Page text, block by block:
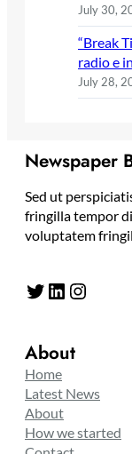
July 30,
“Break
radio e
July 28,
Newspaper
Sed ut
fringilla tempor
voluptatem
Twitter LinkedIn Instagram
About
Home
Latest News
About
How we started